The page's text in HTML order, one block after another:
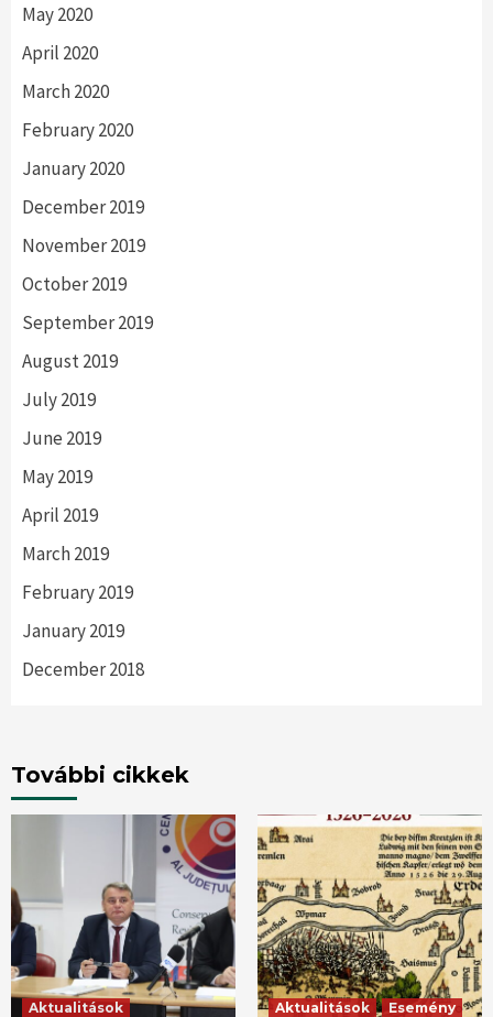
May 2020
April 2020
March 2020
February 2020
January 2020
December 2019
November 2019
October 2019
September 2019
August 2019
July 2019
June 2019
May 2019
April 2019
March 2019
February 2019
January 2019
December 2018
További cikkek
Aktualitások
Aktualitások
Esemény